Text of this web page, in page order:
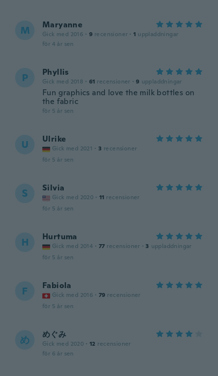
M Maryanne
Gick med 2016 · 9 recensioner · 1 uppladdningar
för 4 år sen
P Phyllis
Gick med 2018 · 61 recensioner · 9 uppladdningar
Fun graphics and love the milk bottles on
the fabric
för 5 år sen
U Ulrike
Gick med 2021 · 3 recensioner
för 5 år sen
S Silvia
Gick med 2020 · 11 recensioner
för 5 år sen
H Hurtuma
Gick med 2014 · 77 recensioner · 3 uppladdningar
för 5 år sen
F Fabiola
Gick med 2016 · 79 recensioner
för 5 år sen
め めぐみ
Gick med 2020 · 12 recensioner
för 6 år sen